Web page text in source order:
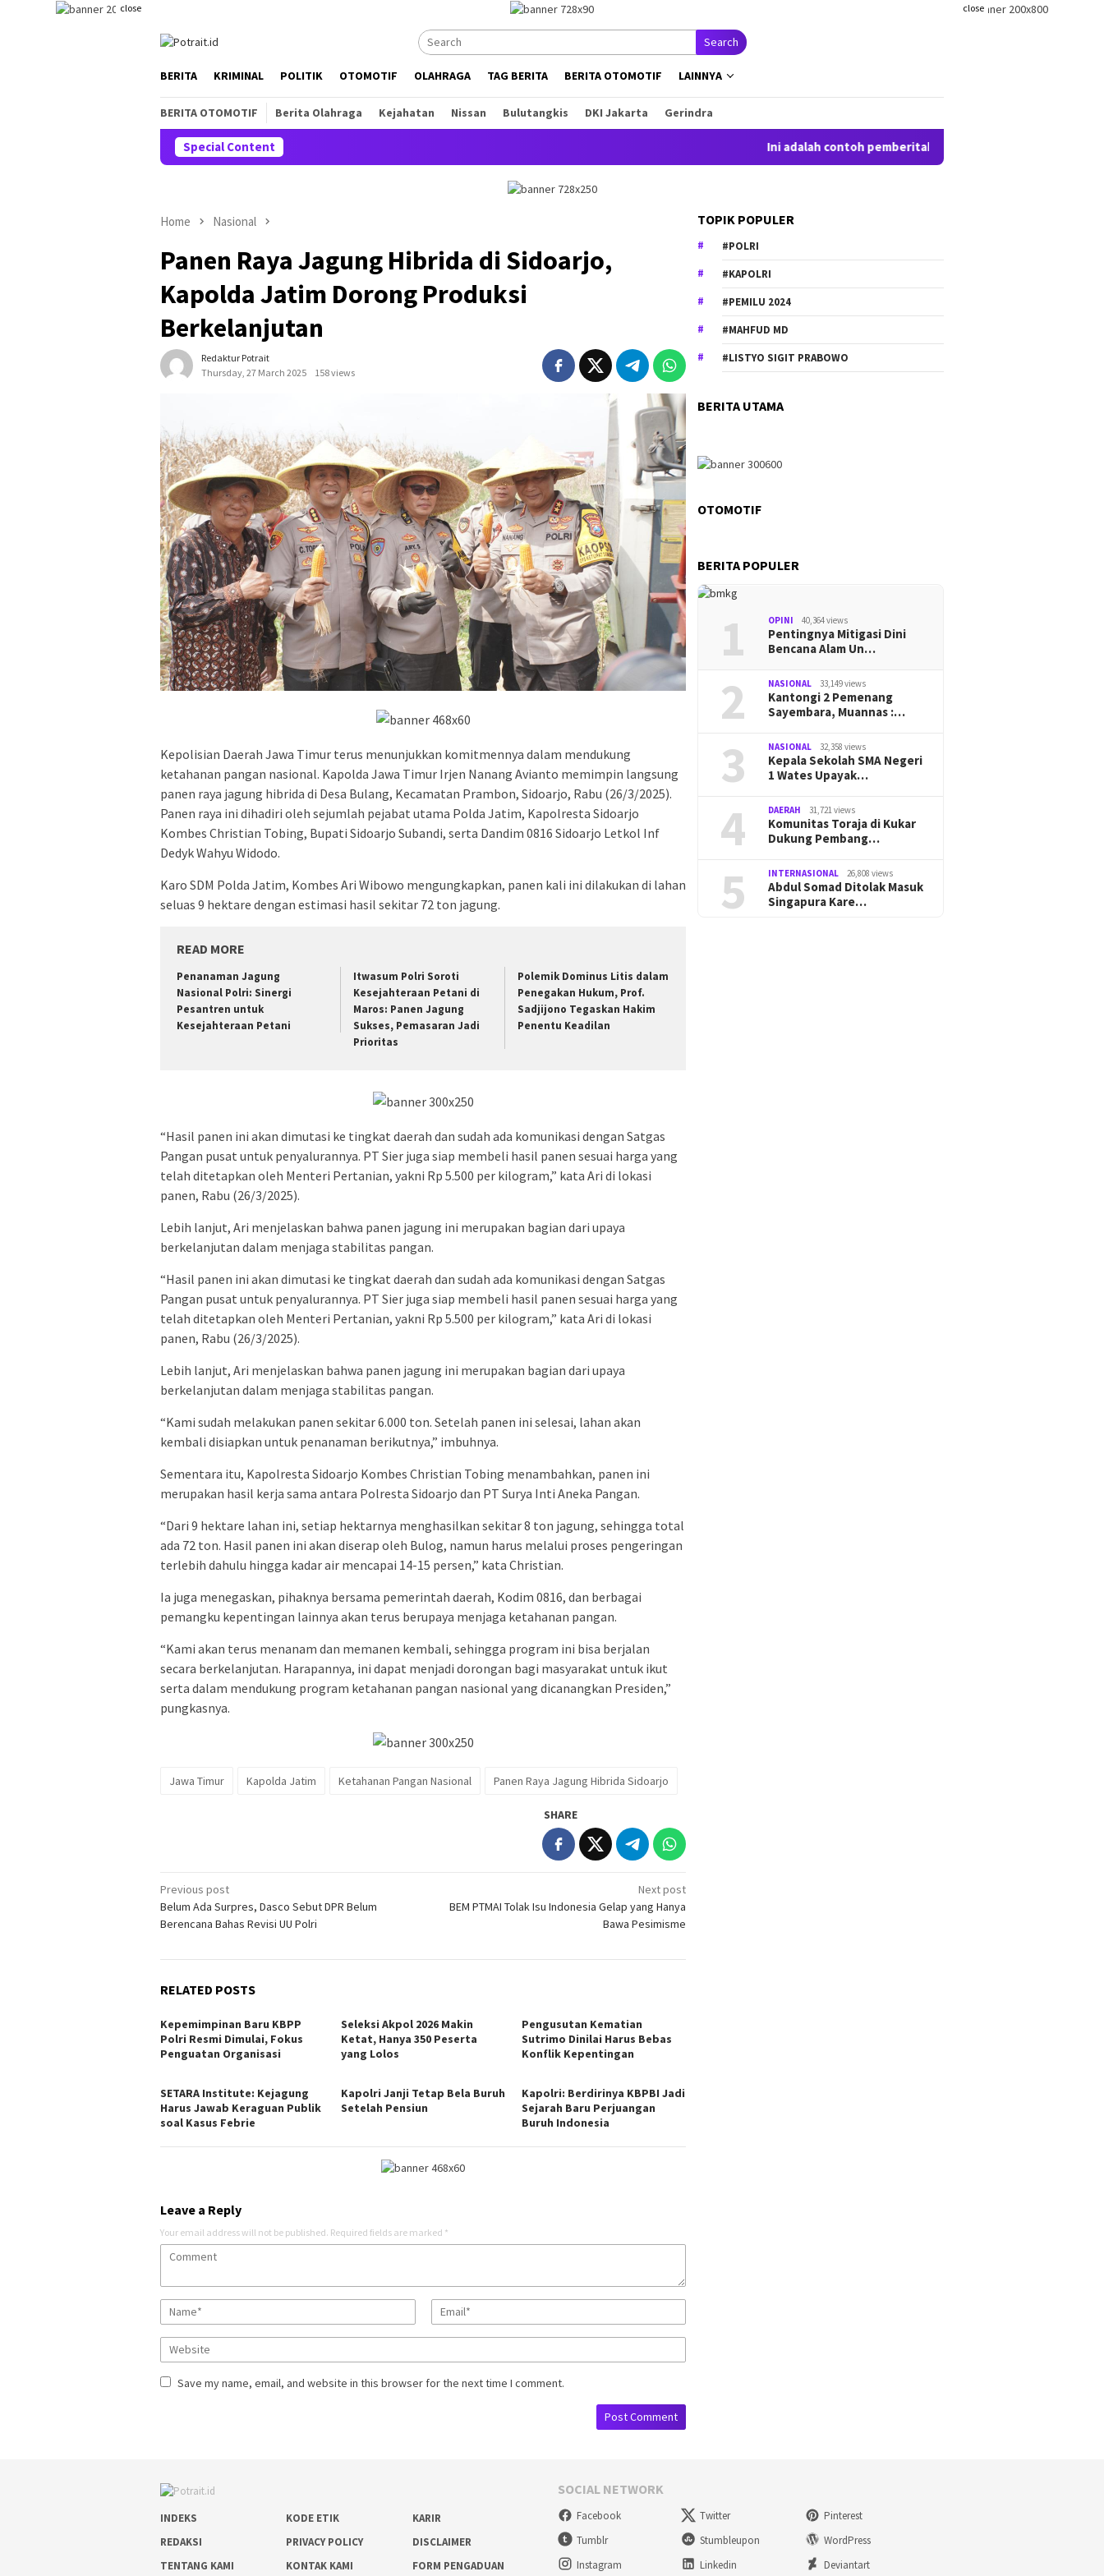
close close
Search
BERITA KRIMINAL POLITIK OTOMOTIF OLAHRAGA TAG BERITA BERITA OTOMOTIF LAINNYA
BERITA OTOMOTIF Berita Olahraga Kejahatan Nissan Bulutangkis DKI Jakarta Gerindra
Special Content Ini adalah contoh pemberitahuan kepada pengunjung anda.
Home Nasional
Panen Raya Jagung Hibrida di Sidoarjo,
Kapolda Jatim Dorong Produksi
Berkelanjutan
Redaktur Potrait
Thursday, 27 March 2025
158 views
Kepolisian Daerah Jawa Timur terus menunjukkan komitmennya dalam mendukung
ketahanan pangan nasional. Kapolda Jawa Timur Irjen Nanang Avianto memimpin langsung
panen raya jagung hibrida di Desa Bulang, Kecamatan Prambon, Sidoarjo, Rabu (26/3/2025).
Panen raya ini dihadiri oleh sejumlah pejabat utama Polda Jatim, Kapolresta Sidoarjo
Kombes Christian Tobing, Bupati Sidoarjo Subandi, serta Dandim 0816 Sidoarjo Letkol Inf
Dedyk Wahyu Widodo.
Karo SDM Polda Jatim, Kombes Ari Wibowo mengungkapkan, panen kali ini dilakukan di lahan
seluas 9 hektare dengan estimasi hasil sekitar 72 ton jagung.
READ MORE
Penanaman Jagung
Nasional Polri: Sinergi
Pesantren untuk
Kesejahteraan Petani
Itwasum Polri Soroti
Kesejahteraan Petani di
Maros: Panen Jagung
Sukses, Pemasaran Jadi
Prioritas
Polemik Dominus Litis dalam
Penegakan Hukum, Prof.
Sadjijono Tegaskan Hakim
Penentu Keadilan
“Hasil panen ini akan dimutasi ke tingkat daerah dan sudah ada komunikasi dengan Satgas
Pangan pusat untuk penyalurannya. PT Sier juga siap membeli hasil panen sesuai harga yang
telah ditetapkan oleh Menteri Pertanian, yakni Rp 5.500 per kilogram,” kata Ari di lokasi
panen, Rabu (26/3/2025).
Lebih lanjut, Ari menjelaskan bahwa panen jagung ini merupakan bagian dari upaya
berkelanjutan dalam menjaga stabilitas pangan.
“Hasil panen ini akan dimutasi ke tingkat daerah dan sudah ada komunikasi dengan Satgas
Pangan pusat untuk penyalurannya. PT Sier juga siap membeli hasil panen sesuai harga yang
telah ditetapkan oleh Menteri Pertanian, yakni Rp 5.500 per kilogram,” kata Ari di lokasi
panen, Rabu (26/3/2025).
Lebih lanjut, Ari menjelaskan bahwa panen jagung ini merupakan bagian dari upaya
berkelanjutan dalam menjaga stabilitas pangan.
“Kami sudah melakukan panen sekitar 6.000 ton. Setelah panen ini selesai, lahan akan
kembali disiapkan untuk penanaman berikutnya,” imbuhnya.
Sementara itu, Kapolresta Sidoarjo Kombes Christian Tobing menambahkan, panen ini
merupakan hasil kerja sama antara Polresta Sidoarjo dan PT Surya Inti Aneka Pangan.
“Dari 9 hektare lahan ini, setiap hektarnya menghasilkan sekitar 8 ton jagung, sehingga total
ada 72 ton. Hasil panen ini akan diserap oleh Bulog, namun harus melalui proses pengeringan
terlebih dahulu hingga kadar air mencapai 14-15 persen,” kata Christian.
Ia juga menegaskan, pihaknya bersama pemerintah daerah, Kodim 0816, dan berbagai
pemangku kepentingan lainnya akan terus berupaya menjaga ketahanan pangan.
“Kami akan terus menanam dan memanen kembali, sehingga program ini bisa berjalan
secara berkelanjutan. Harapannya, ini dapat menjadi dorongan bagi masyarakat untuk ikut
serta dalam mendukung program ketahanan pangan nasional yang dicanangkan Presiden,”
pungkasnya.
Jawa Timur Kapolda Jatim Ketahanan Pangan Nasional Panen Raya Jagung Hibrida Sidoarjo
SHARE
Post
navigation
Previous post
Belum Ada Surpres, Dasco Sebut DPR Belum
Berencana Bahas Revisi UU Polri
Next post
BEM PTMAI Tolak Isu Indonesia Gelap yang Hanya
Bawa Pesimisme
RELATED POSTS
Kepemimpinan Baru KBPP
Polri Resmi Dimulai, Fokus
Penguatan Organisasi
Seleksi Akpol 2026 Makin
Ketat, Hanya 350 Peserta
yang Lolos
Pengusutan Kematian
Sutrimo Dinilai Harus Bebas
Konflik Kepentingan
SETARA Institute: Kejagung
Harus Jawab Keraguan Publik
soal Kasus Febrie
Kapolri Janji Tetap Bela Buruh
Setelah Pensiun
Kapolri: Berdirinya KBPBI Jadi
Sejarah Baru Perjuangan
Buruh Indonesia
Leave a Reply
Your email address will not be published. Required fields are marked *
Save my name, email, and website in this browser for the next time I comment.
TOPIK POPULER
#POLRI
#KAPOLRI
#PEMILU 2024
#MAHFUD MD
#LISTYO SIGIT PRABOWO
BERITA UTAMA
OTOMOTIF
BERITA POPULER
1 OPINI 40,364 views
Pentingnya Mitigasi Dini
Bencana Alam Un…
2 NASIONAL 33,149 views
Kantongi 2 Pemenang
Sayembara, Muannas :…
3 NASIONAL 32,358 views
Kepala Sekolah SMA Negeri
1 Wates Upayak…
4 DAERAH 31,721 views
Komunitas Toraja di Kukar
Dukung Pembang…
5 INTERNASIONAL 26,808 views
Abdul Somad Ditolak Masuk
Singapura Kare…
INDEKS KODE ETIK
KARIR
REDAKSI
PRIVACY POLICY
DISCLAIMER
TENTANG KAMI
KONTAK KAMI FORM PENGADUAN
SOCIAL NETWORK
Facebook Twitter
Pinterest
Tumblr
Stumbleupon
WordPress
Instagram
Linkedin Deviantart